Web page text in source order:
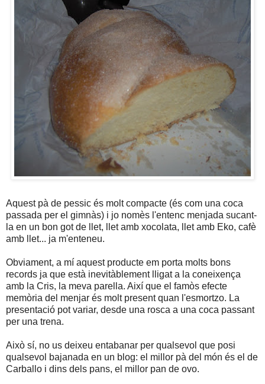
Aquest pà de pessic és molt compacte (és com una coca
passada per el gimnàs) i jo nomès l'entenc menjada sucant-
la en un bon got de llet, llet amb xocolata, llet amb Eko, cafè
amb llet... ja m'enteneu.
Obviament, a mí aquest producte em porta molts bons
records ja que està inevitàblement lligat a la coneixença
amb la Cris, la meva parella. Així que el famòs efecte
memòria del menjar és molt present quan l'esmortzo. La
presentació pot variar, desde una rosca a una coca passant
per una trena.
Això sí, no us deixeu entabanar per qualsevol que posi
qualsevol bajanada en un blog: el millor pà del món és el de
Carballo i dins dels pans, el millor pan de ovo.